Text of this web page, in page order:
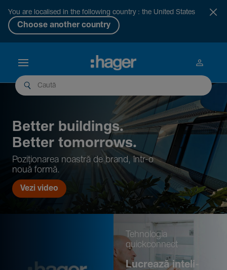
You are localised in the following country : the United States
Choose another country
Better buil­dings.
Better tomor­rows.
Pozi­țio­narea noastră de brand, într-o
nouă formă.
Vezi video
Tehno­logia
quickconnect
Lucrează inte­li­